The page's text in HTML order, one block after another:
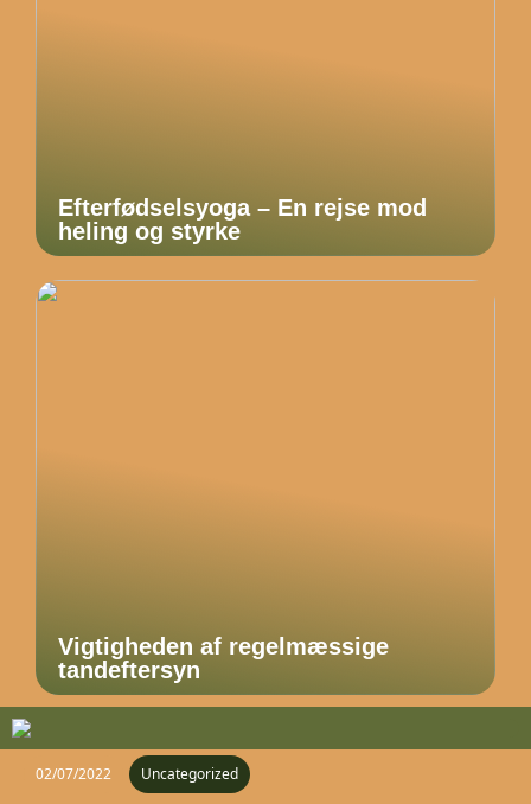
Efterfødselsyoga – En rejse mod
heling og styrke
Vigtigheden af regelmæssige
tandeftersyn
02/07/2022 Uncategorized